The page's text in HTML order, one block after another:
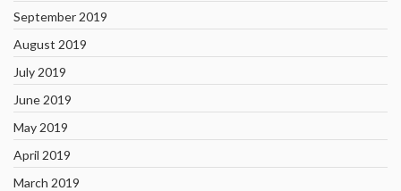
September 2019
August 2019
July 2019
June 2019
May 2019
April 2019
March 2019